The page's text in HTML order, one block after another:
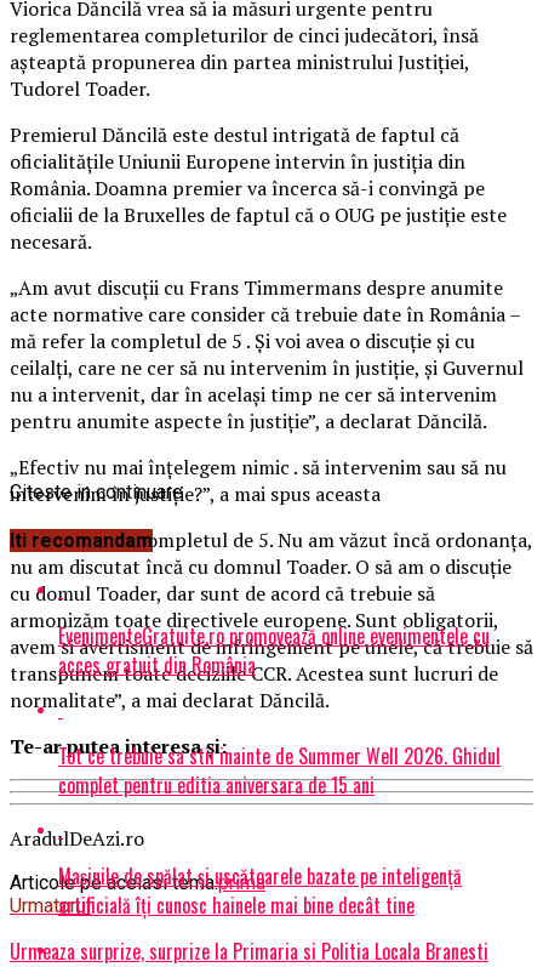
Viorica Dăncilă vrea să ia măsuri urgente pentru
reglementarea completurilor de cinci judecători, însă
așteaptă propunerea din partea ministrului Justiției,
Tudorel Toader.
Premierul Dăncilă este destul intrigată de faptul că
oficialitățile Uniunii Europene intervin în justiția din
România. Doamna premier va încerca să-i convingă pe
oficialii de la Bruxelles de faptul că o OUG pe justiție este
necesară.
„Am avut discuţii cu Frans Timmermans despre anumite
acte normative care consider că trebuie date în România –
mă refer la completul de 5 . Şi voi avea o discuţie şi cu
ceilalţi, care ne cer să nu intervenim în justiţie, şi Guvernul
nu a intervenit, dar în acelaşi timp ne cer să intervenim
pentru anumite aspecte în justiţie”, a declarat Dăncilă.
„Efectiv nu mai înţelegem nimic . să intervenim sau să nu
intervenim în justiţie?”, a mai spus aceasta
„Am vorbit de completul de 5. Nu am văzut încă ordonanţa,
nu am discutat încă cu domnul Toader. O să am o discuţie
cu domul Toader, dar sunt de acord că trebuie să
armonizăm toate directivele europene. Sunt obligatorii,
avem si avertisment de infringement pe unele, că trebuie să
transpunem toate deciziile CCR. Acestea sunt lucruri de
normalitate”, a mai declarat Dăncilă.
Te-ar putea interesa și:
AradulDeAzi.ro
Articole pe aceiasi tema:prima
Urmatorul
Urmeaza surprize, surprize la Primaria si Politia Locala Branesti
Citeste in continuare
Iti recomandam
EvenimenteGratuite.ro promovează online evenimentele cu
acces gratuit din România
Tot ce trebuie sa stii inainte de Summer Well 2026. Ghidul
complet pentru editia aniversara de 15 ani
Mașinile de spălat și uscătoarele bazate pe inteligență
artificială îți cunosc hainele mai bine decât tine